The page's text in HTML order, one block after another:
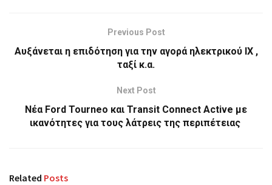
Previous Post
Αυξάνεται η επιδότηση για την αγορά ηλεκτρικού ΙΧ ,
ταξί κ.α.
Next Post
Νέα Ford Tourneo και Transit Connect Active με
ικανότητες για τους λάτρεις της περιπέτειας
Related Posts